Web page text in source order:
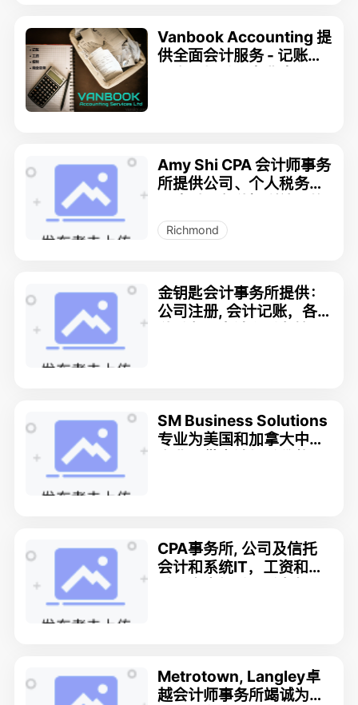
Vanbook Accounting 提
供全面会计服务 - 记账、
Amy Shi CPA 会计师事务
所提供公司、个人税务、
申请
Richmond
金钥匙会计事务所提供：
公司注册, 会计记账，各
SM Business Solutions
专业为美国和加拿大中小
CPA事务所, 公司及信托
会计和系统IT，工资和报
Metrotown, Langley卓
越会计师事务所竭诚为您